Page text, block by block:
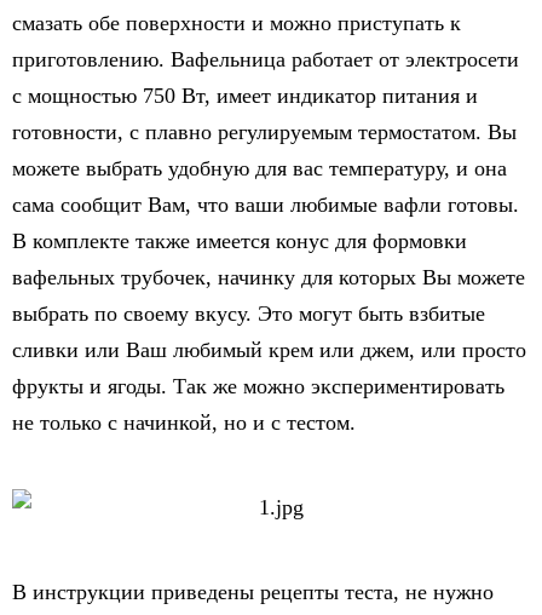
смазать обе поверхности и можно приступать к
приготовлению. Вафельница работает от электросети
с мощностью 750 Вт, имеет индикатор питания и
готовности, с плавно регулируемым термостатом. Вы
можете выбрать удобную для вас температуру, и она
сама сообщит Вам, что ваши любимые вафли готовы.
В комплекте также имеется конус для формовки
вафельных трубочек, начинку для которых Вы можете
выбрать по своему вкусу. Это могут быть взбитые
сливки или Ваш любимый крем или джем, или просто
фрукты и ягоды. Так же можно экспериментировать
не только с начинкой, но и с тестом.
В инструкции приведены рецепты теста, не нужно